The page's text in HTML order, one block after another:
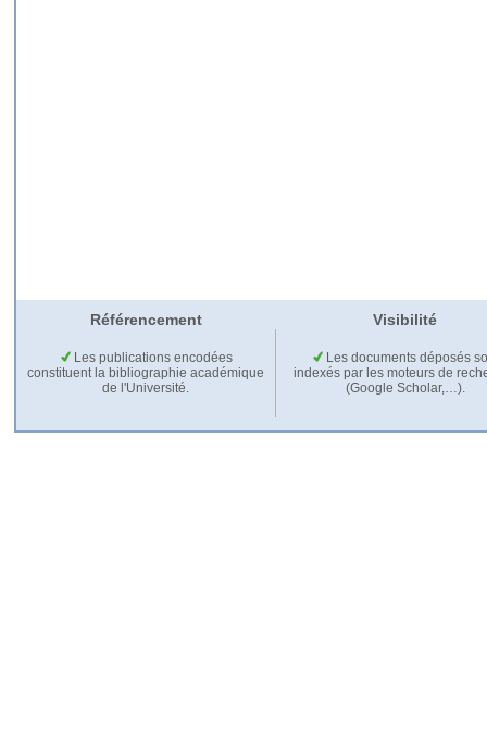
Référencement Visibilité
Les publications encodées
constituent la bibliographie académique
de l'Université.
Les documents déposés
indexés par les moteurs de
(Google Scholar,…).